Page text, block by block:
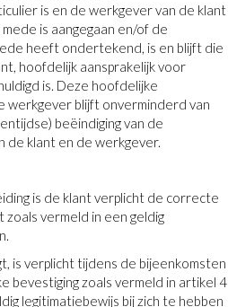
is en de werkgever van de klant
is aangegaan en/of de
heeft ondertekend, is en blijft die
hoofdelijk aansprakelijk voor
is. Deze hoofdelijke
werkgever blijft onverminderd van
beëindiging van de
de klant en de werkgever.
is de klant verplicht de correcte
zoals vermeld in een geldig
is verplicht tijdens de bijeenkomsten
bevestiging zoals vermeld in artikel 4
legitimatiebewijs bij zich te hebben